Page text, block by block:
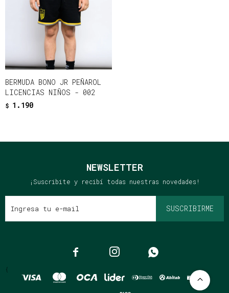
BERMUDA BONO JR PEÑAROL
LICENCIAS NIÑOS - 002
$ 1.190
NEWSLETTER
¡Suscribite y recibí todas nuestras novedades!
SUSCRIBIRME
  
{